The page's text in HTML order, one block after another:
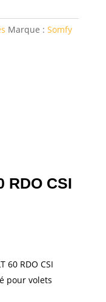
Marque : Somfy
RDO CSI
€
60 RDO CSI
pour volets